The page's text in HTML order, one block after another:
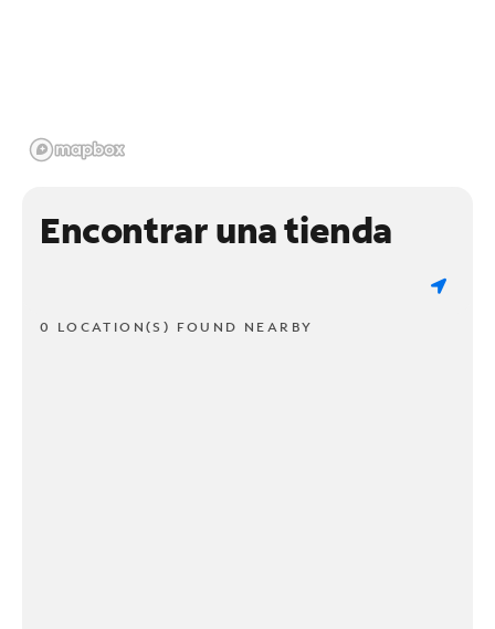
Encontrar una tienda
0 LOCATION(S) FOUND NEARBY